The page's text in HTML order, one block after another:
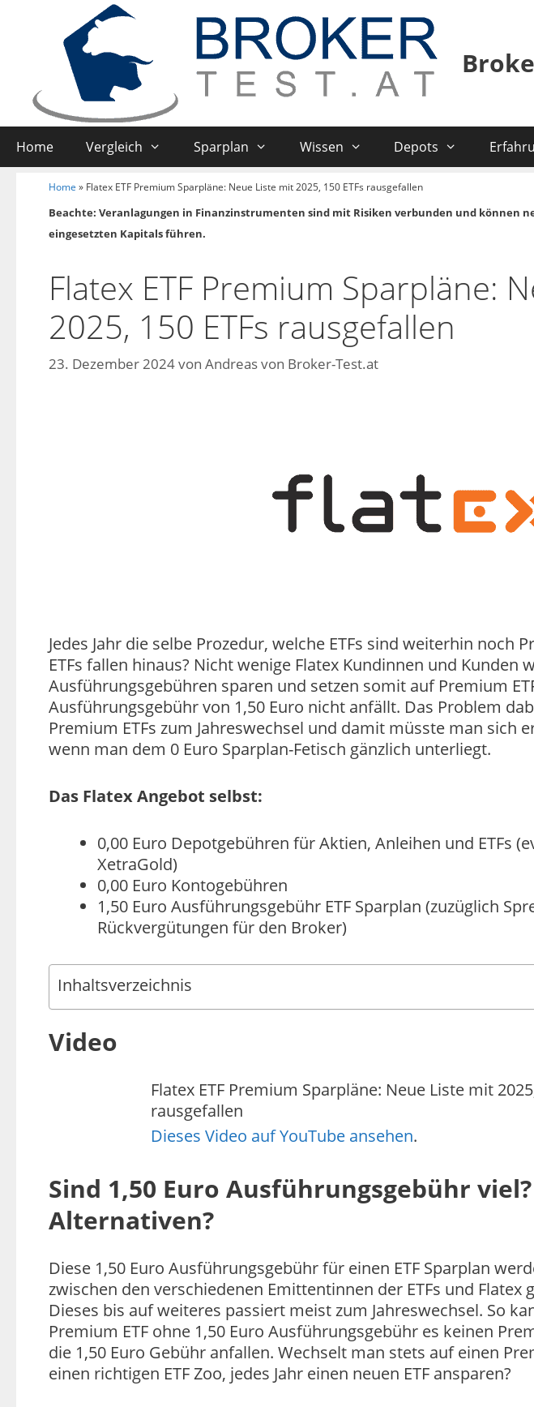
Home Vergleich Sparplan Wissen Depots
Home » Flatex ETF Premium Sparpläne: Neue Liste mit 2025, 150 ETFs rausgefallen
Beachte: Veranlagungen in Finanzinstrumenten sind mit Risiken verbunden und können
eingesetzten Kapitals führen.
Flatex ETF Premium Sparpläne:
2025, 150 ETFs rausgefallen
23. Dezember 2024von Andreas von Broker-Test.at
Jedes Jahr die selbe Prozedur, welche ETFs sind weiterhin noch
ETFs fallen hinaus? Nicht wenige Flatex Kundinnen und Kunden
Ausführungsgebühren sparen und setzen somit auf Premium
Ausführungsgebühr von 1,50 Euro nicht anfällt. Das Problem
Premium ETFs zum Jahreswechsel und damit müsste man sich
wenn man dem 0 Euro Sparplan-Fetisch gänzlich unterliegt.
Das Flatex Angebot selbst:
0,00 Euro Depotgebühren für Aktien, Anleihen und ETFs
XetraGold)
0,00 Euro Kontogebühren
1,50 Euro Ausführungsgebühr ETF Sparplan (zuzüglich
Rückvergütungen für den Broker)
Inhaltsverzeichnis
Video
Flatex ETF Premium Sparpläne: Neue Liste mit
rausgefallen
Dieses Video auf YouTube ansehen.
Sind 1,50 Euro Ausführungsgebühr
Alternativen?
Diese 1,50 Euro Ausführungsgebühr für einen ETF Sparplan
zwischen den verschiedenen Emittentinnen der ETFs und Flatex
Dieses bis auf weiteres passiert meist zum Jahreswechsel. So
Premium ETF ohne 1,50 Euro Ausführungsgebühr es keinen
die 1,50 Euro Gebühr anfallen. Wechselt man stets auf einen
einen richtigen ETF Zoo, jedes Jahr einen neuen ETF ansparen?